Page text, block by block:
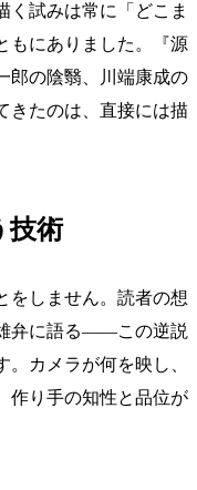
く試みは常に「どこま
もにありました。『源
郎の陰翳、川端康成の
たのは、直接には描
技術
をしません。読者の想
弁に語る——この逆説
カメラが何を映し、
作り手の知性と品位が